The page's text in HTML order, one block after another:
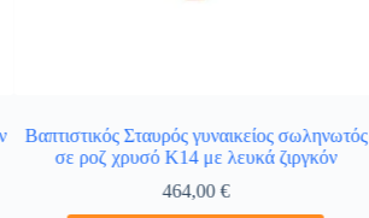
Βαπτιστικός Σταυρός γυναικείος σωληνωτός
σε ροζ χρυσό K14 με λευκά ζιργκόν
464,00€